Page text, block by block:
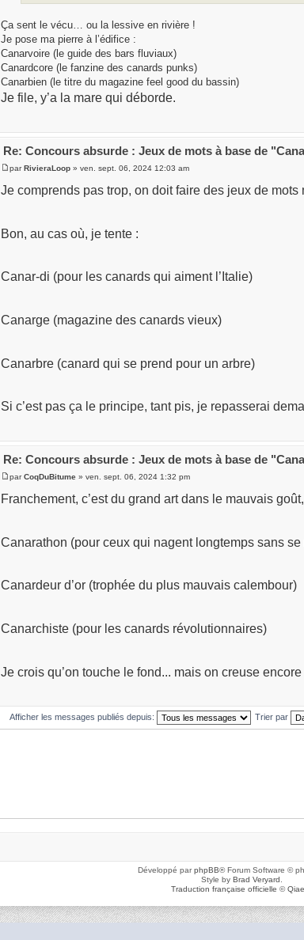
Ça sent le vécu… ou la lessive en rivière !
Je pose ma pierre à l’édifice :
Canarvoire (le guide des bars fluviaux)
Canardcore (le fanzine des canards punks)
Canarbien (le titre du magazine feel good du bassin)
Je file, y’a la mare qui déborde.
Re: Concours absurde : Jeux de mots à base de
parRivieraLoop » ven. sept. 06, 2024 12:03 am
Je comprends pas trop, on doit faire des jeux de
Bon, au cas où, je tente :
Canar-di (pour les canards qui aiment l’Italie)
Canarge (magazine des canards vieux)
Canarbre (canard qui se prend pour un arbre)
Si c’est pas ça le principe, tant pis, je repasserai
Re: Concours absurde : Jeux de mots à base de
parCoqDuBitume » ven. sept. 06, 2024 1:32 pm
Franchement, c’est du grand art dans le mauvais
Canarathon (pour ceux qui nagent longtemps sans se
Canardeur d’or (trophée du plus mauvais calembour)
Canarchiste (pour les canards révolutionnaires)
Je crois qu’on touche le fond... mais on creuse encore
Afficher les messages publiés depuis: Trier par
Développé parphpBB® Forum Software ©
Style by Brad Veryard
Traduction française officielle ©